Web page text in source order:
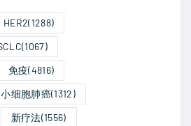
HER2(1288)
(1067)
免疫(4816)
小细胞肺癌(1312)
新疗法(1556)